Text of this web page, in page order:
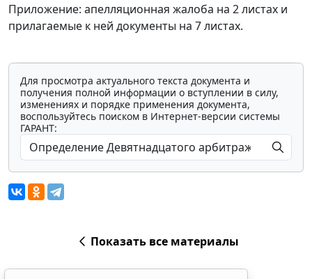
Приложение: апелляционная жалоба на 2 листах и
прилагаемые к ней документы на 7 листах.
Для просмотра актуального текста документа и
получения полной информации о вступлении в силу,
изменениях и порядке применения документа,
воспользуйтесь поиском в Интернет-версии системы
ГАРАНТ:
Показать все материалы